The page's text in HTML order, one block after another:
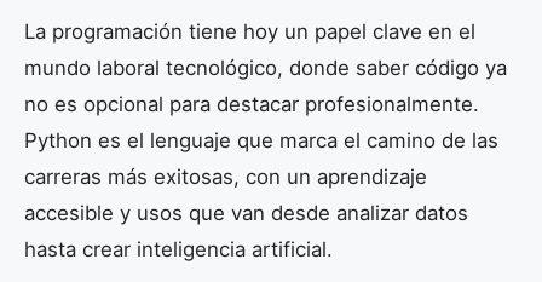
La programación tiene hoy un papel clave en el
mundo laboral tecnológico, donde saber código ya
no es opcional para destacar profesionalmente.
Python es el lenguaje que marca el camino de las
carreras más exitosas, con un aprendizaje
accesible y usos que van desde analizar datos
hasta crear inteligencia artificial.